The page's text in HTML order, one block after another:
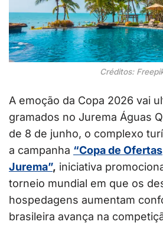
Créditos:
A emoção da Copa 2026 vai
gramados no Jurema Águas
de 8 de junho, o complexo
a campanha “Copa de Ofertas
Jurema”, iniciativa
torneio mundial em que os
hospedagens aumentam
brasileira avança na